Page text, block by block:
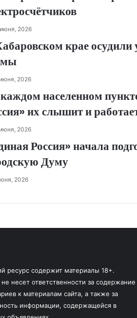
2026
крае
2026
населенном
их слышит и
2026
Россия» начала
Думу
2026
ресурс содержит материалы 18+.
несет ответственности за содержание
к материалам сайта, а также за
информации, содержащейся в